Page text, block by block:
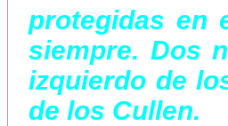
protegidas en
siempre. Dos
izquierdo de
de los Cullen.